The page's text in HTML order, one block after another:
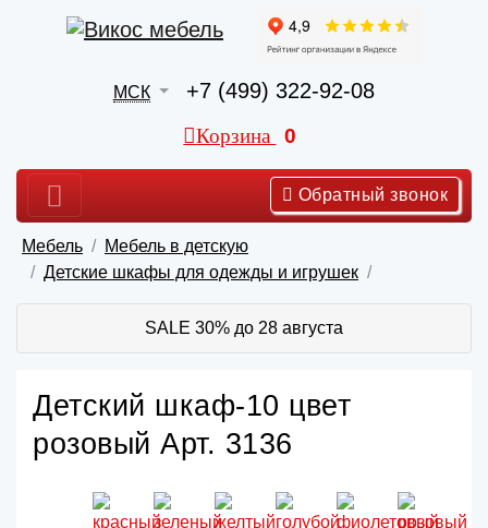
МСК +7 (499) 322-92-08
Корзина 0
Обратный звонок
Мебель
Мебель в детскую
Детские шкафы для одежды и игрушек
SALE 30% до 28 августа
Детский шкаф-10 цвет
розовый Арт. 3136